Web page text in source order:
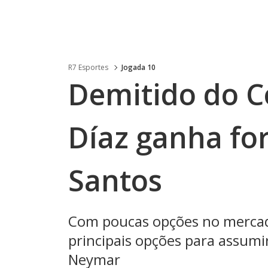
R7 Esportes Jogada 10
Demitido do
Díaz ganha
Santos
Com poucas opções no
principais opções para
Neymar